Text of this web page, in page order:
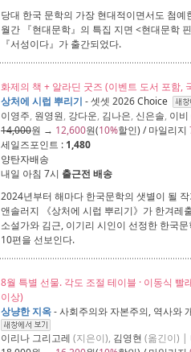
당대 한국 문학의 가장 현대적이면서도 첨
월간 『현대문학』의 특집 지면 <현대문학
『서성이다』가 출간되었다.
화제의 책 + 알라딘 굿즈 (이벤트 도서 포함,
상처에 시럽 뿌리기 - 셋셋 2026Choice
이영주, 원영원, 강다운, 김나은, 신은솔, 이비
14,000원 → 12,600원(10%할인) / 마일리지
세일즈포인트 : 1,480
양탄자배송
내일 아침 7시 출근전 배송
2024년부터 해마다 한국문학의 샛별이 될
앤솔러지 《상처에 시럽 뿌리기》가 한겨레
소설가와 김근, 이기리 시인이 선정한 한국
10편을 선보인다.
8월 특별 선물. 각도 조절 테이블 · 이동식 빨
이상)
상냥한 지옥- 사회주의와 자본주의, 역사와
이리나 그리고레 (지은이), 김영현 (옮긴이) |